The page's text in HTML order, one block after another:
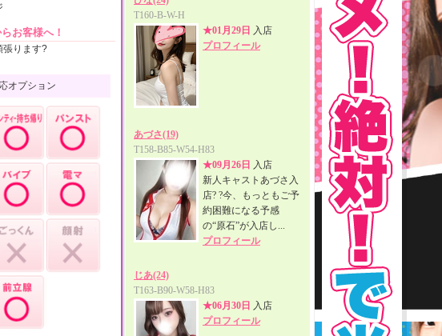
お客様へ！
張ります?
オプション